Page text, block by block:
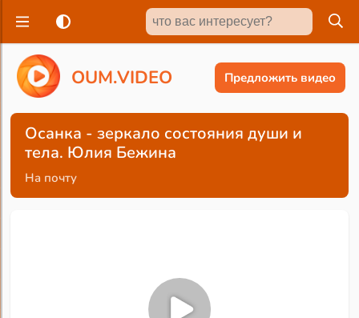
OUM.VIDEO Предложить видео
Осанка - зеркало состояния души и
тела. Юлия Бежина
На почту